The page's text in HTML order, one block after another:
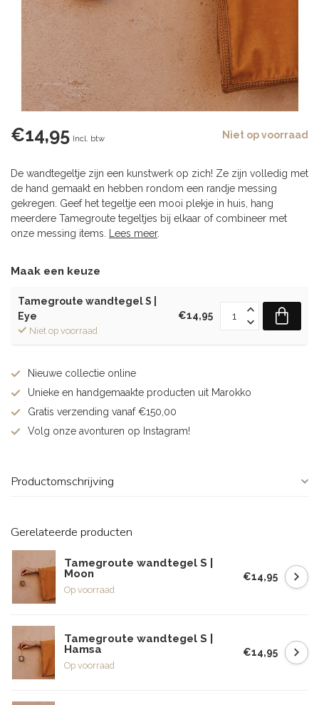
€14,95 Incl. btw Niet op voorraad
De wandtegeltje zijn een kunstwerk op zich! Ze zijn volledig met
de hand gemaakt en hebben rondom een randje messing
gekregen. Geef het tegeltje een mooi plekje in huis, hang
meerdere Tamegroute tegeltjes bij elkaar of combineer met
onze messing items. Lees meer.
Maak een keuze
Tamegroute wandtegel S |
Eye
Niet op voorraad
€14,95
Nieuwe collectie online
Unieke en handgemaakte producten uit Marokko
Gratis verzending vanaf €150,00
Volg onze avonturen op Instagram!
Productomschrijving
Gerelateerde producten
Tamegroute wandtegel S |
Moon
Op voorraad
€14,95
Tamegroute wandtegel S |
Hamsa
Op voorraad
€14,95